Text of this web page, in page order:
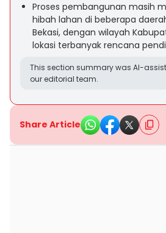
Proses pembangunan masih
hibah lahan di beberapa
Bekasi, dengan wilayah
lokasi terbanyak rencana
This section summary was AI-
our editorial team.
Share Article